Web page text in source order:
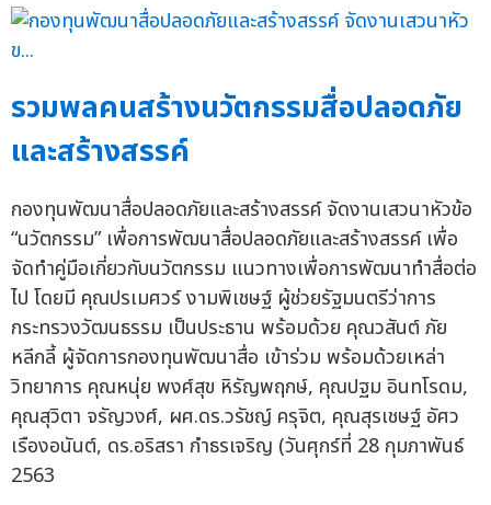
รวมพลคนสร้างนวัตกรรมสื่อปลอดภัย
และสร้างสรรค์
กองทุนพัฒนาสื่อปลอดภัยและสร้างสรรค์ จัดงานเสวนาหัวข้อ
“นวัตกรรม” เพื่อการพัฒนาสื่อปลอดภัยและสร้างสรรค์ เพื่อ
จัดทำคู่มือเกี่ยวกับนวัตกรรม แนวทางเพื่อการพัฒนาทำสื่อต่อ
ไป โดยมี คุณปรเมศวร์ งามพิเชษฐ์ ผู้ช่วยรัฐมนตรีว่าการ
กระทรวงวัฒนธรรม เป็นประธาน พร้อมด้วย คุณวสันต์ ภัย
หลีกลี้ ผู้จัดการกองทุนพัฒนาสื่อ เข้าร่วม พร้อมด้วยเหล่า
วิทยาการ คุณหนุ่ย พงศ์สุข หิรัญพฤกษ์, คุณปฐม อินทโรดม,
คุณสุวิตา จรัญวงศ์, ผศ.ดร.วรัชญ์ ครุจิต, คุณสุรเชษฐ์ อัศว
เรืองอนันต์, ดร.อริสรา กำธรเจริญ (วันศุกร์ที่ 28 กุมภาพันธ์
2563